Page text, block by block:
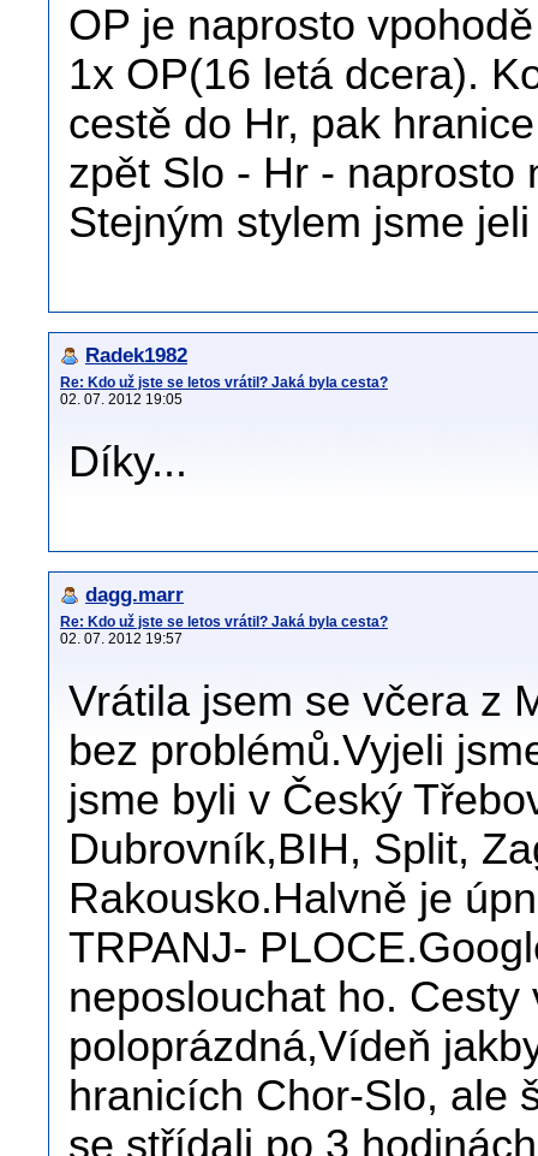
OP je naprosto
1x OP(16 letá dcera).
cestě do Hr, pak
zpět Slo - Hr - naprosto
Stejným stylem jsme
Radek1982
Re: Kdo už jste se letos vrátil? Jaká byla cesta?
02. 07. 2012 19:05
Díky...
dagg.marr
Re: Kdo už jste se letos vrátil? Jaká byla cesta?
02. 07. 2012 19:57
Vrátila jsem se včera z
bez problémů.Vyjeli
jsme byli v Český
Dubrovník,BIH, Split,
Rakousko.Halvně je
TRPANJ-
neposlouchat ho.
poloprázdná,Vídeň
hranicích Chor-Slo, ale
se střídali po 3